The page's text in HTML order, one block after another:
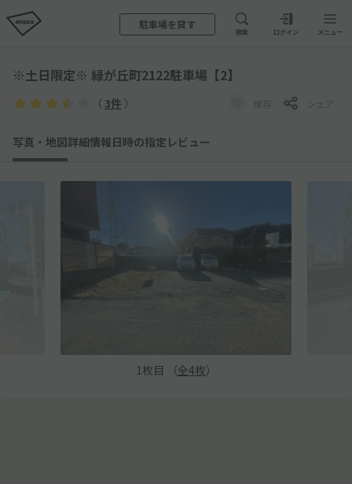
駐車場を貸す
検索 ログイン メニュー
※土日限定※ 緑が丘町2122駐車場【2】
（ 3件 ） 保存 シェア
写真・地図詳細情報日時の指定 レビュー
1 枚目 （全4枚）